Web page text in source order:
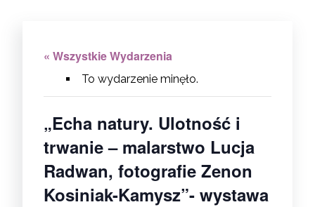
« Wszystkie Wydarzenia
To wydarzenie minęło.
„Echa natury. Ulotność i
trwanie – malarstwo Lucja
Radwan, fotografie Zenon
Kosiniak-Kamysz”- wystawa